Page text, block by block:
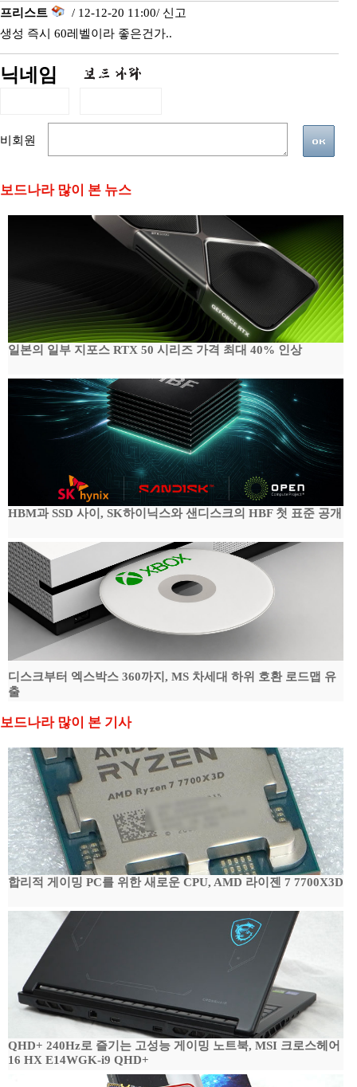
프리스트 / 12-12-20 11:00/ 신고
생성 즉시 60레벨이라 좋은건가..
닉네임
비회원
보드나라 많이 본 뉴스
일본의 일부 지포스 RTX 50 시리즈 가격 최대 40% 인상
HBM과 SSD 사이, SK하이닉스와 샌디스크의 HBF 첫 표준 공개
디스크부터 엑스박스 360까지, MS 차세대 하위 호환 로드맵 유
출
보드나라 많이 본 기사
합리적 게이밍 PC를 위한 새로운 CPU, AMD 라이젠 7 7700X3D
QHD+ 240Hz로 즐기는 고성능 게이밍 노트북, MSI 크로스헤어
16 HX E14WGK-i9 QHD+